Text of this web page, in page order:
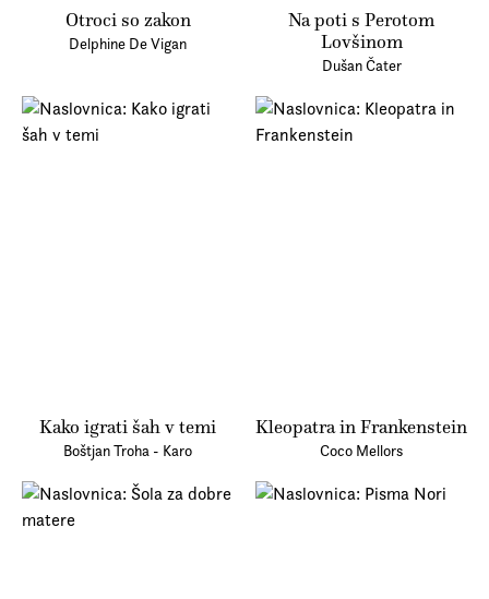
Otroci so zakon
Delphine De Vigan
Na poti s Perotom
Lovšinom
Dušan Čater
Kako igrati šah v temi
Boštjan Troha - Karo
Kleopatra in Frankenstein
Coco Mellors